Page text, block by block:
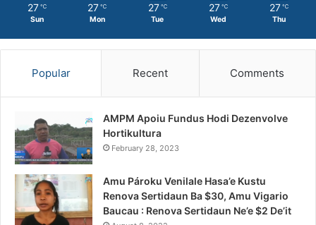
27 ℃
Sun
27 ℃
Mon
27 ℃
Tue
27 ℃
Wed
27 ℃
Thu
Popular Recent Comments
AMPM Apoiu Fundus Hodi Dezenvolve
Hortikultura
February 28, 2023
Amu Pároku Venilale Hasa’e Kustu
Renova Sertidaun Ba $30, Amu Vigario
Baucau : Renova Sertidaun Ne’e $2 De’it